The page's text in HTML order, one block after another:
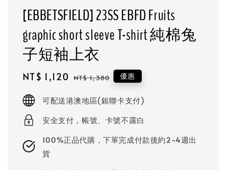
[EBBETSFIELD] 23SS EBFD Fruits
graphic short sleeve T-shirt 純棉兔
子短袖上衣
Sale
NT$ 1,120 Regular
NT$ 1,380 優惠
可配送港澳地區(銀聯卡支付)
安全支付，帳號、卡號不露白
100%正品代購，下單完成付款後約2~4週出
貨